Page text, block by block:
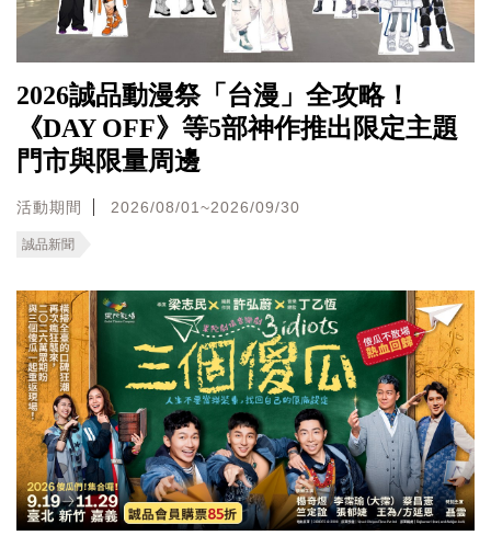
2026誠品動漫祭「台漫」全攻略！
《DAY OFF》等5部神作推出限定主題
門市與限量周邊
活動期間 2026/08/01~2026/09/30
誠品新聞